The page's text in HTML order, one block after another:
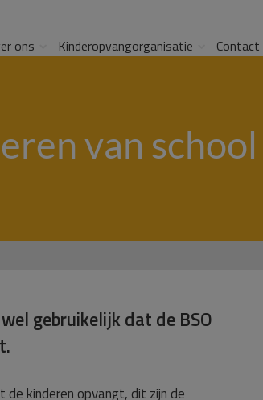
ons Kinderopvangorganisatie Contact
van
gebruikelijk dat de BSO
kinderen opvangt, dit zijn de